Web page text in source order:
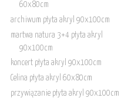
60x80cm
archiwum płyta akryl 90x100cm
martwa natura 3+4 płyta akryl
90x100cm
koncert płyta akryl 90x100cm
Celina płyta akryl 60x80cm
przywiązanie płyta akryl 90x100cm